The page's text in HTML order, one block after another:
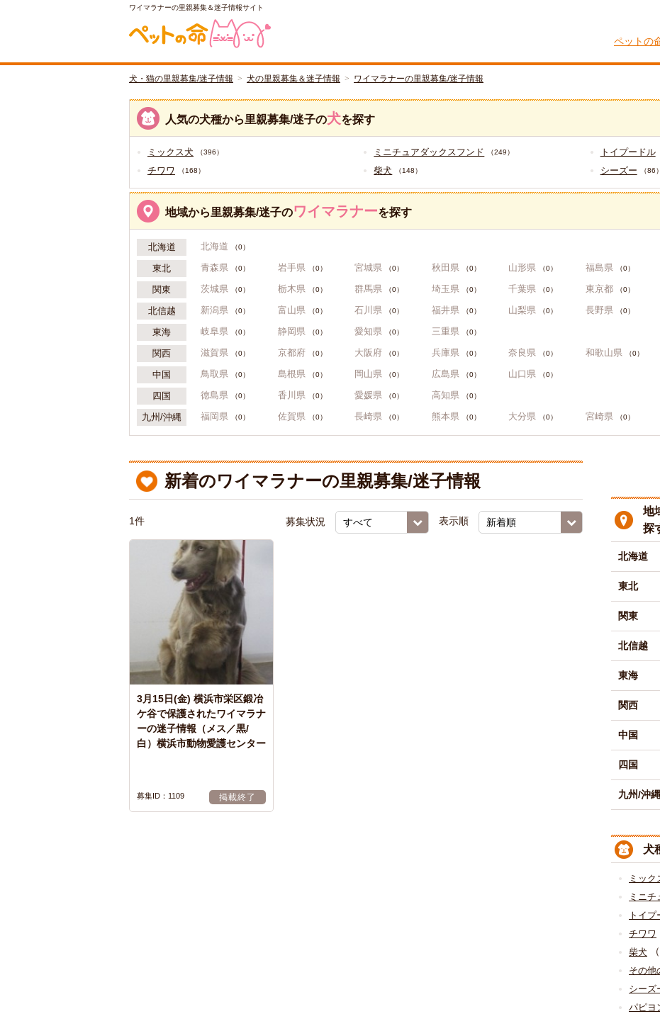
ワイマラナーの里親募集＆迷子情報サイト
ペットの
犬・猫の里親募集/迷子情報 犬の里親募集＆迷子情報 ワイマラナーの里親募集/迷子情報
人気の犬種から里親募集/迷子の犬を探す
ミックス犬 （396） ミニチュアダックスフンド （249） トイプードル
チワワ （168） 柴犬 （148） シーズー （86）
地域から里親募集/迷子のワイマラナーを探す
北海道 北海道 （0）
東北 青森県 （0） 岩手県 （0） 宮城県 （0） 秋田県 （0） 山形県 （0） 福島県 （0）
関東 茨城県 （0） 栃木県 （0） 群馬県 （0） 埼玉県 （0） 千葉県 （0） 東京都 （0）
北信越 新潟県 （0） 富山県 （0） 石川県 （0） 福井県 （0） 山梨県 （0） 長野県 （0）
東海 岐阜県 （0） 静岡県 （0） 愛知県 （0） 三重県 （0）
関西 滋賀県 （0） 京都府 （0） 大阪府 （0） 兵庫県 （0） 奈良県 （0） 和歌山県 （0）
中国 鳥取県 （0） 島根県 （0） 岡山県 （0） 広島県 （0） 山口県 （0）
四国 徳島県 （0） 香川県 （0） 愛媛県 （0） 高知県 （0）
九州/沖縄 福岡県 （0） 佐賀県 （0） 長崎県 （0） 熊本県 （0） 大分県 （0） 宮崎県 （0）
新着のワイマラナーの里親募集/迷子情報
1件 募集状況 表示順
3月15日(金) 横浜市栄区鍛冶
ケ谷で保護されたワイマラナ
ーの迷子情報（メス／黒/
白）横浜市動物愛護センター
募集ID：1109 掲載終了
地
探
北海道
東北
関東
北信越
東海
関西
中国
四国
九州/沖縄
犬
ミック
ミニチ
トイプ
チワワ
柴犬
その他
シーズ
パピヨ